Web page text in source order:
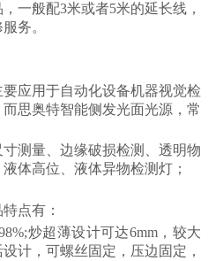
一般配3米或者5米的延长线，
务。
应用于自动化设备机器视觉检
思奥特智能侧发光面光源，常
测量、边缘破损检测、透明物
体高位、液体异物检测灯；
点有：
炒超薄设计可达6mm，较大
计，可螺丝固定，压边固定，